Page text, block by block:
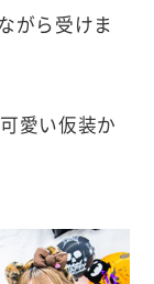
がら受けま
愛い仮装か